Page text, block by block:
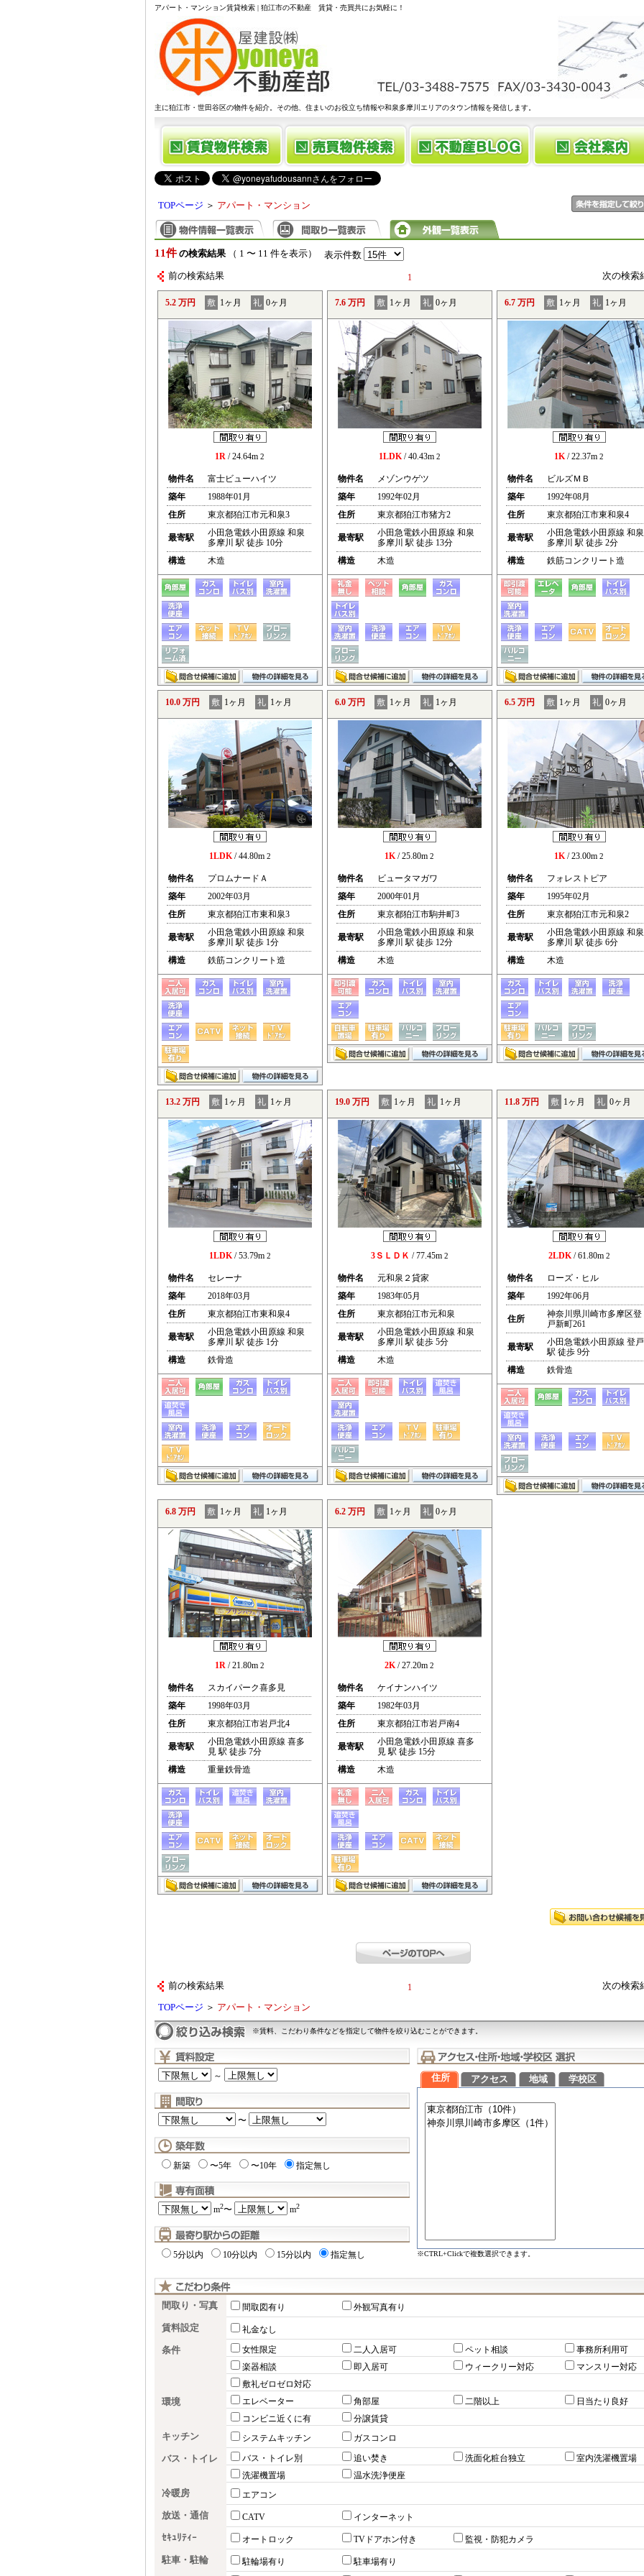
アパート・マンション賃貸検索 | 狛江市の不動産 賃貸・売買共にお気軽に！
主に狛江市・世田谷区の物件を紹介。その他、住まいのお役立ち情報や和泉多摩川エリアのタウン情報を発信します。
TOPページ ＞ アパート・マンション
11件 の検索結果（ 1 〜 11 件を表示） 表示件数
前の検索結果 1 次の検
5.2 万円 敷 1ヶ月 礼 0ヶ月
1R / 24.64m 2
物件名
富士ビューハイツ
築年
1988年01月
住所
東京都狛江市元和泉3
最寄駅
小田急電鉄小田原線 和泉
多摩川 駅 徒歩 10分
構造
木造
7.6 万円 敷 1ヶ月 礼 0ヶ月
1LDK/ 40.43m 2
物件名
メゾンウゲツ
築年
1992年02月
住所
東京都狛江市猪方2
最寄駅
小田急電鉄小田原線 和泉
多摩川 駅 徒歩 13分
構造
木造
6.7 万円 敷 1ヶ月 礼 1ヶ月
1K/ 22.37m 2
物件名
ビルズＭＢ
築年
1992年08月
住所
東京都狛江市東和泉4
最寄駅
小田急電鉄小田原線 和泉
多摩川 駅 徒歩 2分
構造
鉄筋コンクリート造
10.0 万円 敷 1ヶ月 礼 1ヶ月
1LDK/ 44.80m 2
物件名
プロムナードＡ
築年
2002年03月
住所
東京都狛江市東和泉3
最寄駅
小田急電鉄小田原線 和泉
多摩川 駅 徒歩 1分
構造
鉄筋コンクリート造
6.0 万円 敷 1ヶ月 礼 1ヶ月
1K/ 25.80m 2
物件名
ビュータマガワ
築年
2000年01月
住所
東京都狛江市駒井町3
最寄駅
小田急電鉄小田原線 和泉
多摩川 駅 徒歩 12分
構造
木造
6.5 万円 敷 1ヶ月 礼 0ヶ月
1K/ 23.00m 2
物件名
フォレストピア
築年
1995年02月
住所
東京都狛江市元和泉2
最寄駅
小田急電鉄小田原線 和泉
多摩川 駅 徒歩 6分
構造
木造
13.2 万円 敷 1ヶ月 礼 1ヶ月
1LDK/ 53.79m 2
物件名
セレーナ
築年
2018年03月
住所
東京都狛江市東和泉4
最寄駅
小田急電鉄小田原線 和泉
多摩川 駅 徒歩 1分
構造
鉄骨造
19.0 万円 敷 1ヶ月 礼 1ヶ月
3ＳＬＤＫ / 77.45m 2
物件名
元和泉２貸家
築年
1983年05月
住所
東京都狛江市元和泉
最寄駅
小田急電鉄小田原線 和泉
多摩川 駅 徒歩 5分
構造
木造
11.8 万円 敷 1ヶ月 礼 0ヶ月
2LDK/ 61.80m 2
物件名
ローズ・ヒル
築年
1992年06月
住所
神奈川県川崎市多摩区登
戸新町261
最寄駅
小田急電鉄小田原線 登戸
駅 徒歩 9分
構造
鉄骨造
6.8 万円 敷 1ヶ月 礼 1ヶ月
1R / 21.80m 2
物件名
スカイパーク喜多見
築年
1998年03月
住所
東京都狛江市岩戸北4
最寄駅
小田急電鉄小田原線 喜多
見 駅 徒歩 7分
構造
重量鉄骨造
6.2 万円 敷 1ヶ月 礼 0ヶ月
2K/ 27.20m 2
物件名
ケイナンハイツ
築年
1982年03月
住所
東京都狛江市岩戸南4
最寄駅
小田急電鉄小田原線 喜多
見 駅 徒歩 15分
構造
木造
前の検索結果 1 次の検
TOPページ ＞ アパート・マンション
※賃料、こだわり条件などを指定して物件を絞り込むことができます。
～
〜
新築 〜5年 〜10年 指定無し
m2〜 m2
5分以内 10分以内 15分以内 指定無し
住所 アクセス 地域 学校区
※CTRL+Clickで複数選択できます。
間取り・写真 間取図有り 外観写真有り
賃料設定 礼金なし
条件 女性限定 二人入居可 ペット相談
事務所利用可
楽器相談
即入居可 ウィークリー対応
マンスリー対応
敷礼ゼロゼロ対応
環境 エレベーター 角部屋 二階以上
日当たり良好
コンビニ近くに有
分譲賃貸
キッチン システムキッチン ガスコンロ
バス・トイレ バス・トイレ別 追い焚き 洗面化粧台独立
室内洗濯機置場
洗濯機置場
温水洗浄便座
冷暖房 エアコン
放送・通信 CATV インターネット
ｾｷｭﾘﾃｨｰ オートロック TVドアホン付き 監視・防犯カメラ
駐車・駐輪 駐輪場有り 駐車場有り